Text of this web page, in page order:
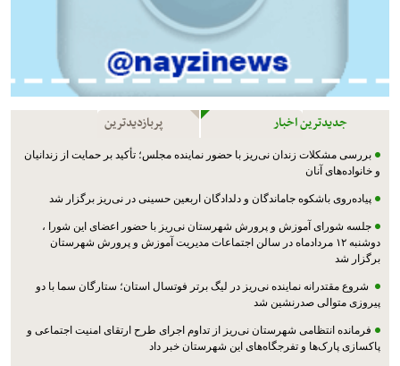
جدیدترین اخبار پربازدیدترین
بررسی مشکلات زندان نی‌ریز با حضور نماینده مجلس؛ تأکید بر حمایت از زندانیان
و خانواده‌های آنان
پیاده‌روی باشکوه جاماندگان و دلدادگان اربعین حسینی در نی‌ریز برگزار شد
جلسه شورای آموزش و پرورش شهرستان نی‌ریز با حضور اعضای این شورا ،
دوشنبه ۱۲ مردادماه در سالن اجتماعات مدیریت آموزش و پرورش شهرستان
برگزار شد
شروع مقتدرانه نماینده نی‌ریز در لیگ برتر فوتسال استان؛ ستارگان سما با دو
پیروزی متوالی صدرنشین شد
فرمانده انتظامی شهرستان نی‌ریز از تداوم اجرای طرح ارتقای امنیت اجتماعی و
پاکسازی پارک‌ها و تفرجگاه‌های این شهرستان خبر داد